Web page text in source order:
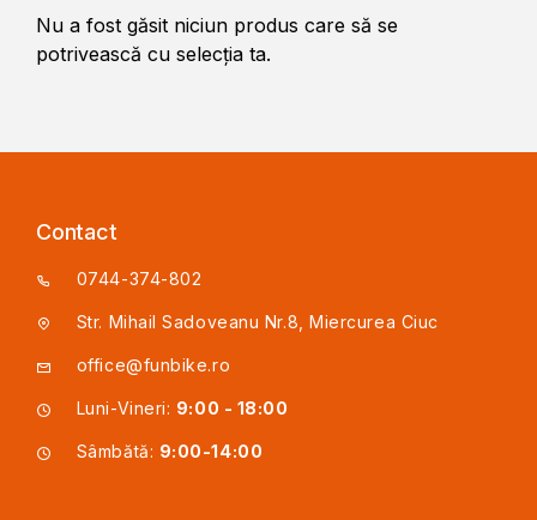
Nu a fost găsit niciun produs care să se
potrivească cu selecția ta.
Contact
0744-374-802
Str. Mihail Sadoveanu Nr.8, Miercurea Ciuc
office@funbike.ro
Luni-Vineri: 9:00 - 18:00
Sâmbătă: 9:00-14:00